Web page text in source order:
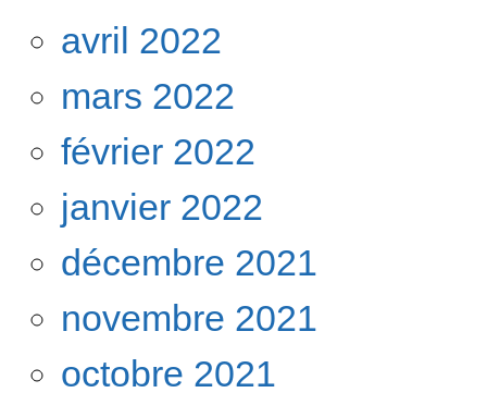
avril 2022
mars 2022
février 2022
janvier 2022
décembre 2021
novembre 2021
octobre 2021